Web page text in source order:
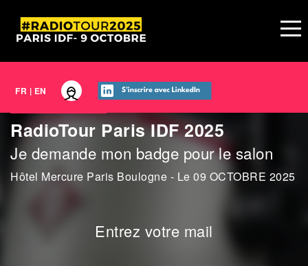
FR | EN
RadioTour Paris IDF 2025
Je demande mon badge pour le salon
Hôtel Mercure Paris Boulogne - Le 09 OCTOBRE 2025
Entrez votre mail